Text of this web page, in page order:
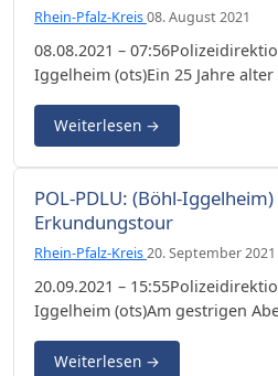
Rhein-Pfalz-Kreis08. August 2021
08.08.2021 –
Iggelheim (ots)Ein 25 Jahre
Weiterlesen →
POL-PDLU: (Böhl-
Erkundungstour
Rhein-Pfalz-Kreis20. September 2021
20.09.2021 –
Iggelheim (ots)Am gestrigen
Weiterlesen →